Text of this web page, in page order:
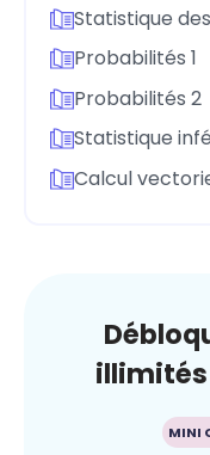
Statistique
Probabilités 1
Probabilités 2
Statistique
Calcul
illimités
MINI